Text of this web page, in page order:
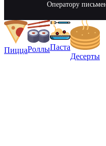
Оператору
ПиццаРоллыПаста
Десерты